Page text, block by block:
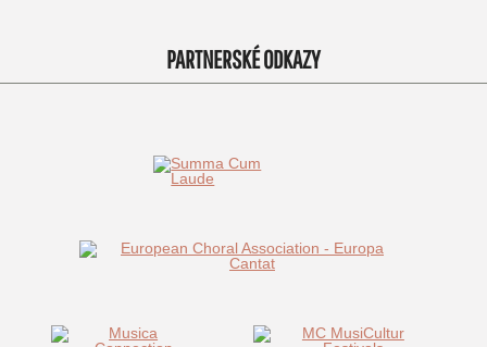
PARTNERSKÉ ODKAZY